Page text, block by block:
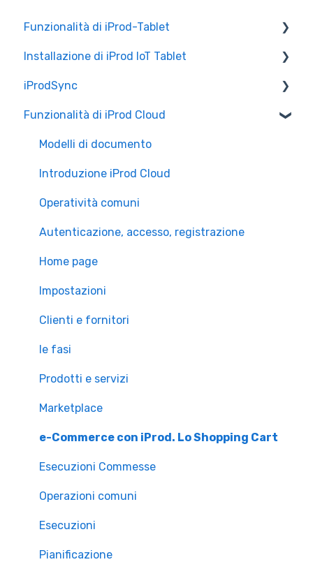
Funzionalità di iProd-Tablet
Controllo Qualità
Liste di Prelievo
Installazione di iProd IoT Tablet
Configurazione Alleantia
Configurazioni di Rete
iProdSync
Informazioni generali
Accesso a iProd
Licenza
Funzionalità di iProd Cloud
Modelli di documento
Introduzione iProd Cloud
Operatività comuni
Autenticazione, accesso, registrazione
Home page
Impostazioni
Clienti e fornitori
le fasi
Prodotti e servizi
Marketplace
e-Commerce con iProd. Lo Shopping Cart
Esecuzioni Commesse
Operazioni comuni
Esecuzioni
Pianificazione